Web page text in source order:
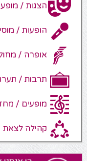
הצגות /
הופעות /
אופרה /
תרבות /
מופעים /
קהילה לצאת